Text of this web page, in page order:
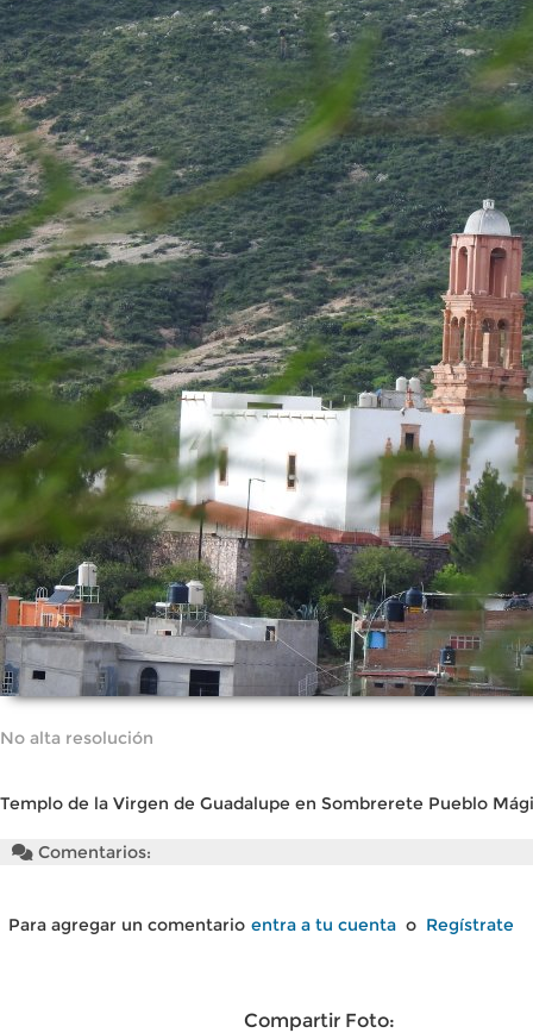
No alta resolución
Templo de la Virgen de Guadalupe en Sombrerete Pueblo
Comentarios:
Para agregar un comentario entra a tu cuenta o Regístrate
Compartir Foto: